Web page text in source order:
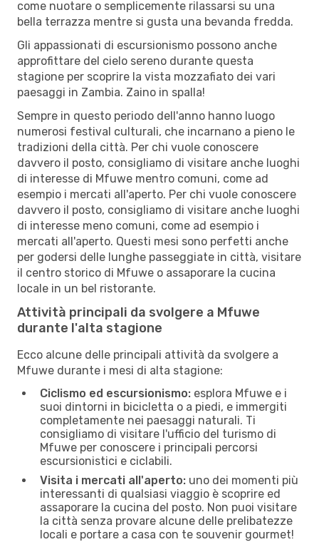
come nuotare o semplicemente rilassarsi su una
bella terrazza mentre si gusta una bevanda fredda.
Gli appassionati di escursionismo possono anche
approfittare del cielo sereno durante questa
stagione per scoprire la vista mozzafiato dei vari
paesaggi in Zambia. Zaino in spalla!
Sempre in questo periodo dell'anno hanno luogo
numerosi festival culturali, che incarnano a pieno le
tradizioni della città. Per chi vuole conoscere
davvero il posto, consigliamo di visitare anche luoghi
di interesse di Mfuwe mentro comuni, come ad
esempio i mercati all'aperto. Per chi vuole conoscere
davvero il posto, consigliamo di visitare anche luoghi
di interesse meno comuni, come ad esempio i
mercati all'aperto. Questi mesi sono perfetti anche
per godersi delle lunghe passeggiate in città, visitare
il centro storico di Mfuwe o assaporare la cucina
locale in un bel ristorante.
Attività principali da svolgere a Mfuwe
durante l'alta stagione
Ecco alcune delle principali attività da svolgere a
Mfuwe durante i mesi di alta stagione:
Ciclismo ed escursionismo: esplora Mfuwe e i
suoi dintorni in bicicletta o a piedi, e immergiti
completamente nei paesaggi naturali. Ti
consigliamo di visitare l'ufficio del turismo di
Mfuwe per conoscere i principali percorsi
escursionistici e ciclabili.
Visita i mercati all'aperto: uno dei momenti più
interessanti di qualsiasi viaggio è scoprire ed
assaporare la cucina del posto. Non puoi visitare
la città senza provare alcune delle prelibatezze
locali e portare a casa con te souvenir gourmet!